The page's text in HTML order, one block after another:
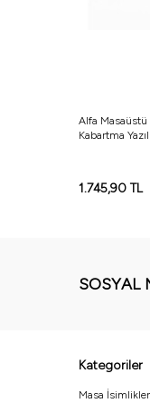
Alfa
Kabartma Yazılı
1.745,90 TL
SOSYAL
Kategoriler
Masa